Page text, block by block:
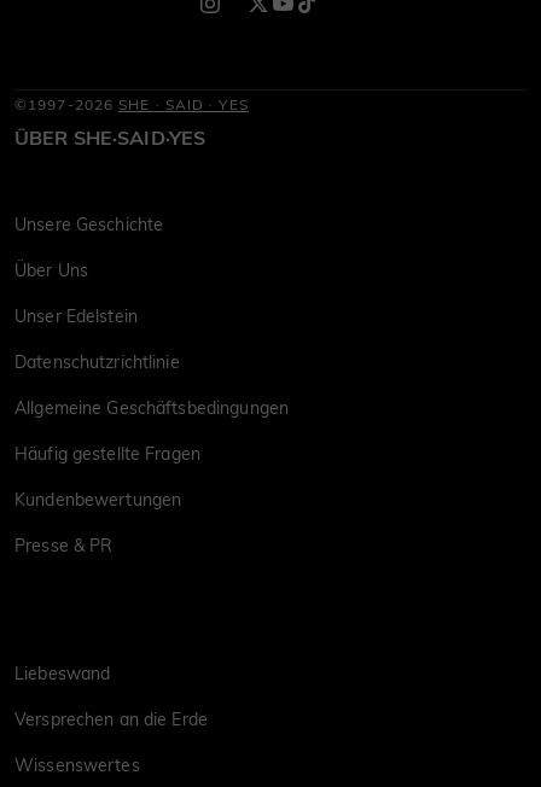
©1997-2026 SHE · SAID · YES
ÜBER SHE·SAID·YES
Unsere Geschichte
Über Uns
Unser Edelstein
Datenschutzrichtlinie
Allgemeine Geschäftsbedingungen
Häufig gestellte Fragen
Kundenbewertungen
Presse & PR
Liebeswand
Versprechen an die Erde
Wissenswertes